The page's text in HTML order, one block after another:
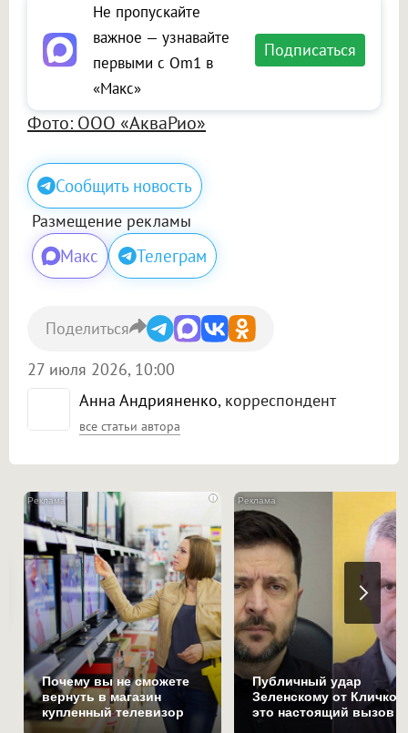
Не пропускайте
важное — узнавайте
первыми с Om1 в
«Макс»
Подписаться
Фото: ООО «АкваРио»
Сообщить новость
Размещение рекламы
Макс Телеграм
Анна Андрияненко, корреспондент
все статьи автора
27 июля 2026, 10:00
Поделиться
i
Почему вы не сможете
вернуть в магазин
купленный телевизор
Публичный удар
Зеленскому от Кличко:
это настоящий вызов